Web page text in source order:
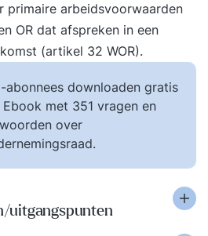
primaire arbeidsvoorwaarden
OR dat afspreken in een
(artikel 32 WOR).
abonnees downloaden gratis
Ebook met 351 vragen en
over
uitgangspunten